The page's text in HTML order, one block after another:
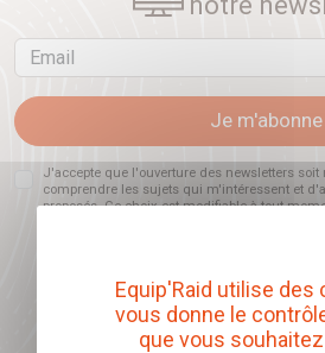
Email
Je m'abonne
J'accepte que l'ouverture des newsletters
comprendre les sujets qui m'intéressent et
proposés. Ce choix est modifiable à tout
Offrez nos
Equip'Raid utilise des
vous donne le
que vous